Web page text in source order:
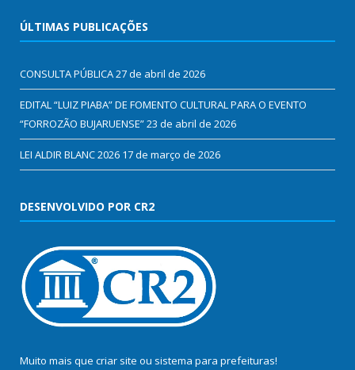
ÚLTIMAS PUBLICAÇÕES
CONSULTA PÚBLICA27 de abril de 2026
EDITAL “LUIZ PIABA” DE FOMENTO CULTURAL PARA O EVENTO
“FORROZÃO BUJARUENSE”23 de abril de 2026
LEI ALDIR BLANC 2026 17 de março de 2026
DESENVOLVIDO POR CR2
Muito mais que criar site ou sistema para prefeituras!